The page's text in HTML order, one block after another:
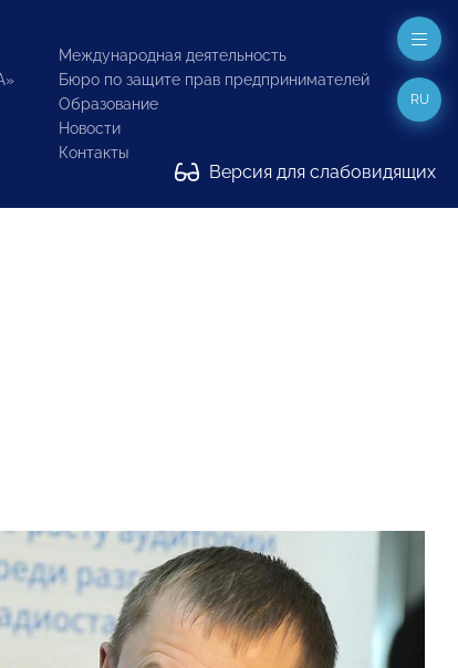
Международная деятельность
Бюро по защите прав предпринимателей
Образование
Новости
Контакты
Версия для слабовидящих
RU